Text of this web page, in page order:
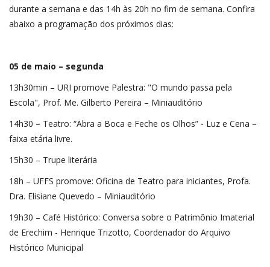
durante a semana e das 14h às 20h no fim de semana. Confira
abaixo a programação dos próximos dias:
05 de maio – segunda
13h30min – URI promove Palestra: "O mundo passa pela
Escola", Prof. Me. Gilberto Pereira – Miniauditório
14h30 – Teatro: “Abra a Boca e Feche os Olhos” - Luz e Cena –
faixa etária livre.
15h30 – Trupe literária
18h – UFFS promove: Oficina de Teatro para iniciantes, Profa.
Dra. Elisiane Quevedo – Miniauditório
19h30 – Café Histórico: Conversa sobre o Patrimônio Imaterial
de Erechim - Henrique Trizotto, Coordenador do Arquivo
Histórico Municipal